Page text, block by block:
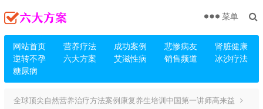
网站首页 营养疗法 成功案例 悲惨病友
肾脏健康
逆转不孕
六大方案 艾滋性病 销售频道
冰沙疗法
糖尿病
菜单
全球顶尖自然营养治疗方法案例康复养生培训中国第一讲师高来益